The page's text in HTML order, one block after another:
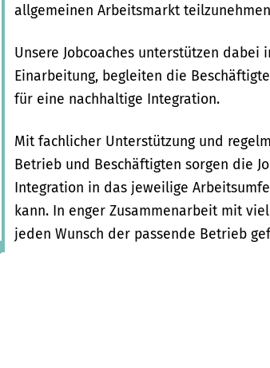
allgemeinen Arbeitsmarkt
Unsere Jobcoaches unterstützen
Einarbeitung, begleiten die
für eine nachhaltige Integration.
Mit fachlicher Unterstützung und
Betrieb und Beschäftigten sorgen die
Integration in das jeweilige
kann. In enger Zusammenarbeit mit
jeden Wunsch der passende Betrieb